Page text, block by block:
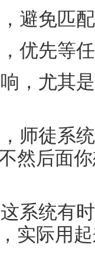
避免匹
优先等
，尤其
师徒系
然后面
系统有
实际用